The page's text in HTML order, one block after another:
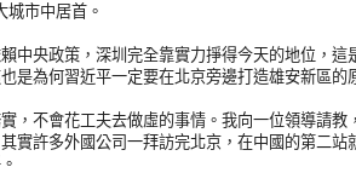
城市中居首。
中央政策，深圳完全靠實力掙得今天的地位，
是為何習近平一定要在北京旁邊打造雄安新區的
，不會花工夫去做虛的事情。我向一位領導請
實許多外國公司一拜訪完北京，在中國的第二